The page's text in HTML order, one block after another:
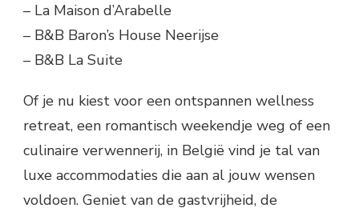
– La Maison d’Arabelle
– B&B Baron’s House Neerijse
– B&B La Suite
Of je nu kiest voor een ontspannen wellness
retreat, een romantisch weekendje weg of een
culinaire verwennerij, in België vind je tal van
luxe accommodaties die aan al jouw wensen
voldoen. Geniet van de gastvrijheid, de